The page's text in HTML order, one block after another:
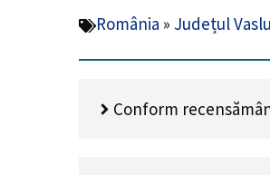
România » Județul
Conform